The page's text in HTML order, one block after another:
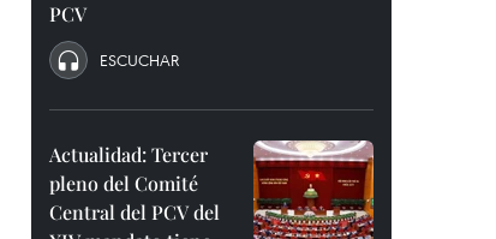
PCV
ESCUCHAR
Actualidad: Tercer
pleno del Comité
Central del PCV del